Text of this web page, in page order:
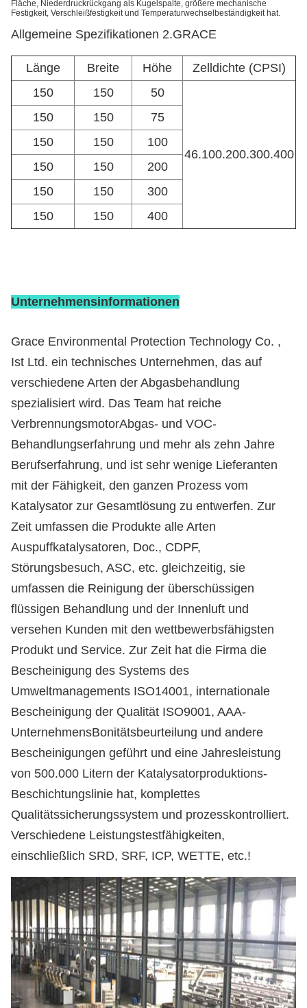
Fläche, Niederdruckrückgang als Kugelspalte, größere mechanische
Festigkeit, Verschleißfestigkeit und Temperaturwechselbeständigkeit hat.
Allgemeine Spezifikationen 2.GRACE
Länge Breite Höhe
Zelldichte (CPSI)
150
150 50
46.100.200.300.400
150 150
75
150
150
100
150
150
200
150
150
300
150
150 400
Unternehmensinformationen
Grace Environmental Protection Technology Co. ,
Ist Ltd. ein technisches Unternehmen, das auf
verschiedene Arten der Abgasbehandlung
spezialisiert wird. Das Team hat reiche
VerbrennungsmotorAbgas- und VOC-
Behandlungserfahrung und mehr als zehn Jahre
Berufserfahrung, und ist sehr wenige Lieferanten
mit der Fähigkeit, den ganzen Prozess vom
Katalysator zur Gesamtlösung zu entwerfen. Zur
Zeit umfassen die Produkte alle Arten
Auspuffkatalysatoren, Doc., CDPF,
Störungsbesuch, ASC, etc. gleichzeitig, sie
umfassen die Reinigung der überschüssigen
flüssigen Behandlung und der Innenluft und
versehen Kunden mit den wettbewerbsfähigsten
Produkt und Service. Zur Zeit hat die Firma die
Bescheinigung des Systems des
Umweltmanagements ISO14001, internationale
Bescheinigung der Qualität ISO9001, AAA-
UnternehmensBonitätsbeurteilung und andere
Bescheinigungen geführt und eine Jahresleistung
von 500.000 Litern der Katalysatorproduktions-
Beschichtungslinie hat, komplettes
Qualitätssicherungssystem und prozesskontrolliert.
Verschiedene Leistungstestfähigkeiten,
einschließlich SRD, SRF, ICP, WETTE, etc.!